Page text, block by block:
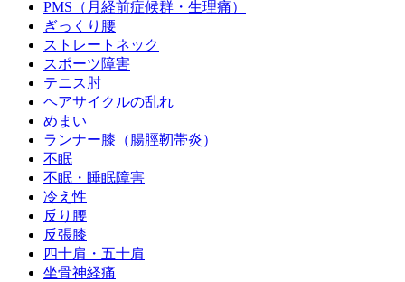
PMS（月経前症候群・生理痛）
ぎっくり腰
ストレートネック
スポーツ障害
テニス肘
ヘアサイクルの乱れ
めまい
ランナー膝（腸脛靭帯炎）
不眠
不眠・睡眠障害
冷え性
反り腰
反張膝
四十肩・五十肩
坐骨神経痛